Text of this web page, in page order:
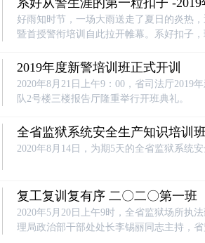
系好从警生涯的第一粒扣子 -
好雨知时节，一场大雨送走了夏日的炎热
暨首授警衔培训自此拉开帷幕。系好扣子
2019年度新警培训班正式开训
2020年8月21日上午9：00，省司法厅2019
队2号楼三楼报告厅隆重举行开班典礼。
全省监狱系统安全生产知识培训
2020年8月14日，为期5天的全省监狱系统
复工复训复有序 二〇二〇第一班
2020年5月20日上午9时，全省监狱场所执
理局政治部干部处处长李锡丽同志主持，